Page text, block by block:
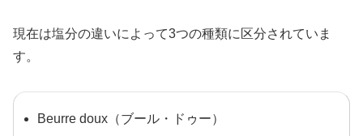
現在は塩分の違いによって3つの種類に区分されていま
す。
Beurre doux（ブール・ドゥー）